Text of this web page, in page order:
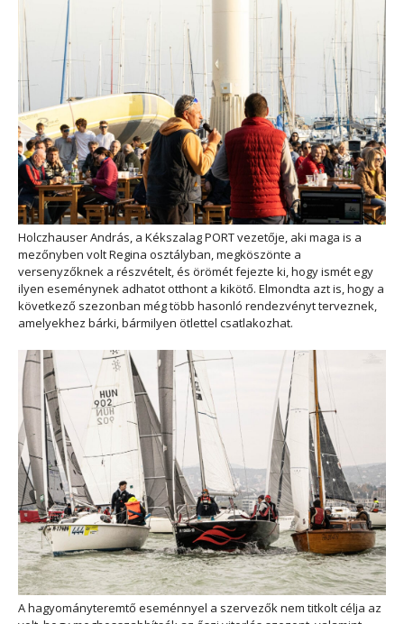
Holczhauser András, a Kékszalag PORT vezetője, aki maga is a
mezőnyben volt Regina osztályban, megköszönte a
versenyzőknek a részvételt, és örömét fejezte ki, hogy ismét egy
ilyen eseménynek adhatot otthont a kikötő. Elmondta azt is, hogy a
következő szezonban még több hasonló rendezvényt terveznek,
amelyekhez bárki, bármilyen ötlettel csatlakozhat.
A hagyományteremtő eseménnyel a szervezők nem titkolt célja az